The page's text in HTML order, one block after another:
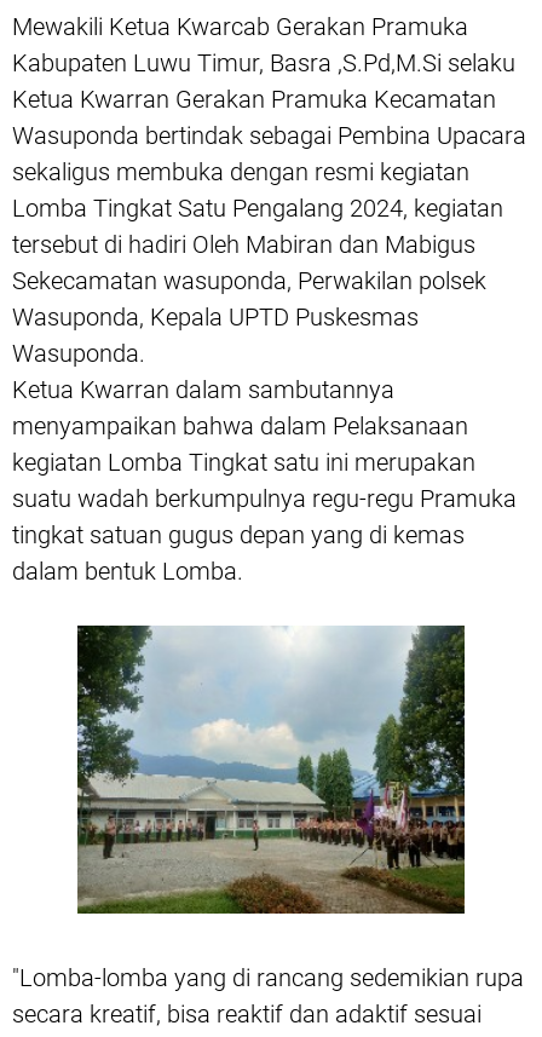
Mewakili Ketua Kwarcab Gerakan Pramuka
Kabupaten Luwu Timur, Basra ,S.Pd,M.Si selaku
Ketua Kwarran Gerakan Pramuka Kecamatan
Wasuponda bertindak sebagai Pembina Upacara
sekaligus membuka dengan resmi kegiatan
Lomba Tingkat Satu Pengalang 2024, kegiatan
tersebut di hadiri Oleh Mabiran dan Mabigus
Sekecamatan wasuponda, Perwakilan polsek
Wasuponda, Kepala UPTD Puskesmas
Wasuponda.
Ketua Kwarran dalam sambutannya
menyampaikan bahwa dalam Pelaksanaan
kegiatan Lomba Tingkat satu ini merupakan
suatu wadah berkumpulnya regu-regu Pramuka
tingkat satuan gugus depan yang di kemas
dalam bentuk Lomba.
"Lomba-lomba yang di rancang sedemikian rupa
secara kreatif, bisa reaktif dan adaktif sesuai